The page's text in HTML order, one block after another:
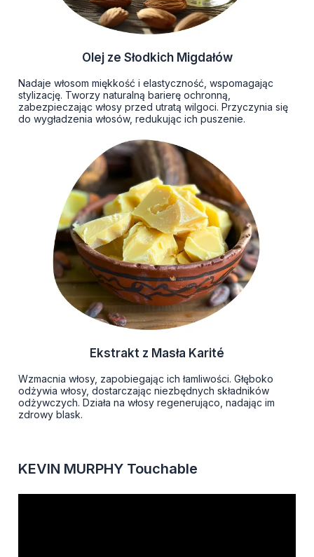
Olej ze Słodkich Migdałów
Nadaje włosom miękkość i elastyczność, wspomagając
stylizację. Tworzy naturalną barierę ochronną,
zabezpieczając włosy przed utratą wilgoci. Przyczynia się
do wygładzenia włosów, redukując ich puszenie.
Ekstrakt z Masła Karité
Wzmacnia włosy, zapobiegając ich łamliwości. Głęboko
odżywia włosy, dostarczając niezbędnych składników
odżywczych. Działa na włosy regenerująco, nadając im
zdrowy blask.
KEVIN MURPHY Touchable